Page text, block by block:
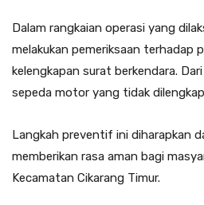
Dalam rangkaian operasi yang
melakukan pemeriksaan terhadap
kelengkapan surat berkendara.
sepeda motor yang tidak
Langkah preventif ini diharapkan
memberikan rasa aman bagi
Kecamatan Cikarang Timur.